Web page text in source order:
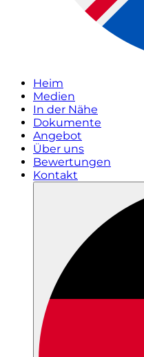
Heim
Medien
In der Nähe
Dokumente
Angebot
Über uns
Bewertungen
Kontakt